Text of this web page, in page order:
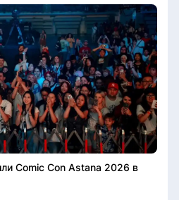
Comic Con Astana 2026 в